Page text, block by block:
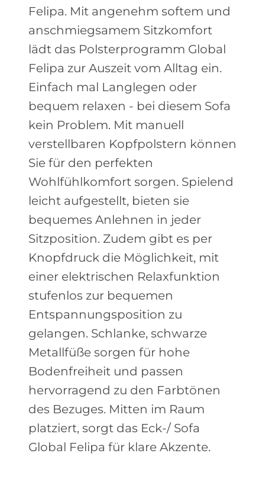
Felipa. Mit angenehm softem und
anschmiegsamem Sitzkomfort
lädt das Polsterprogramm Global
Felipa zur Auszeit vom Alltag ein.
Einfach mal Langlegen oder
bequem relaxen - bei diesem Sofa
kein Problem. Mit manuell
verstellbaren Kopfpolstern können
Sie für den perfekten
Wohlfühlkomfort sorgen. Spielend
leicht aufgestellt, bieten sie
bequemes Anlehnen in jeder
Sitzposition. Zudem gibt es per
Knopfdruck die Möglichkeit, mit
einer elektrischen Relaxfunktion
stufenlos zur bequemen
Entspannungsposition zu
gelangen. Schlanke, schwarze
Metallfüße sorgen für hohe
Bodenfreiheit und passen
hervorragend zu den Farbtönen
des Bezuges. Mitten im Raum
platziert, sorgt das Eck-/ Sofa
Global Felipa für klare Akzente.